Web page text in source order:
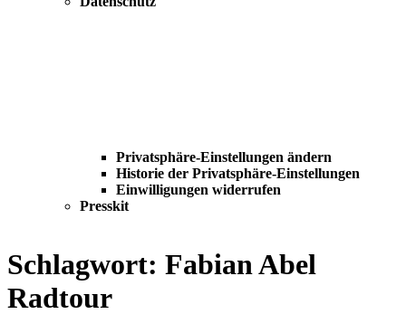
Privatsphäre-Einstellungen ändern
Historie der Privatsphäre-Einstellungen
Einwilligungen widerrufen
Presskit
Schlagwort: Fabian Abel
Radtour